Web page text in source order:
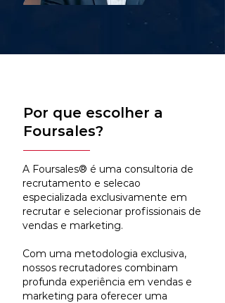
Por que escolher a
Foursales?
A Foursales® é uma consultoria de
recrutamento e selecao
especializada exclusivamente em
recrutar e selecionar profissionais de
vendas e marketing.
Com uma metodologia exclusiva,
nossos recrutadores combinam
profunda experiência em vendas e
marketing para oferecer uma